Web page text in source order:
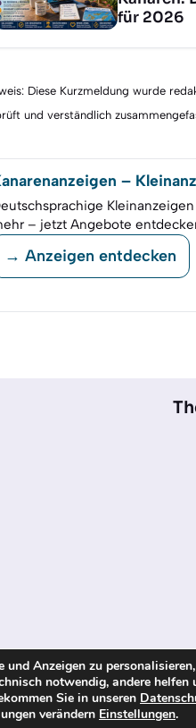
für 2026
Diese Kurzmeldung wurde
und verständlich
–
– jetzt Angebote
→ Anzeigen entdecken
– Alle Rechte
Anzeigen zu
notwendig, andere
Sie in unseren
verändern Einstellungen.